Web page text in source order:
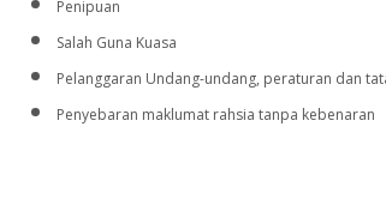
Penipuan
Salah Guna Kuasa
Pelanggaran Undang-undang, peraturan dan
Penyebaran maklumat rahsia tanpa kebenaran